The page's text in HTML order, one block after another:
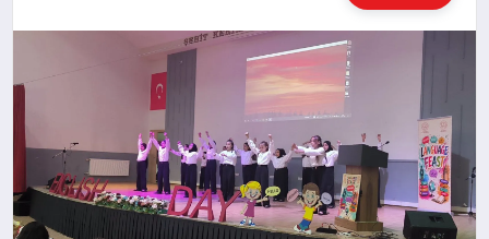
EKONOMI
MAGAZIN